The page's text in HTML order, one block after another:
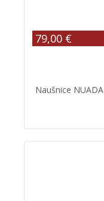
79,00 €
Naušnice NUADA